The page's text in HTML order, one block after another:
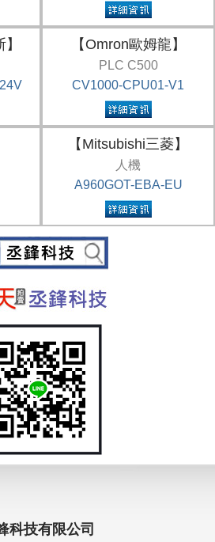
【Omron歐姆龍】
PLC C500
CV1000-CPU01-V1
【Mitsubishi三菱】
人機
A960GOT-EBA-EU
科技有限公司